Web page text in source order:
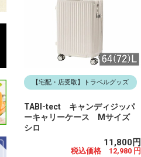
【宅配・店受取】トラベルグッズ
TABI-tect キャンディジッパ
ーキャリーケース Mサイズ
シロ
11,800円
税込価格 12,980 円